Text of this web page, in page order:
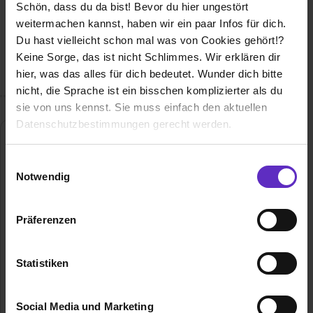
Schön, dass du da bist! Bevor du hier ungestört
weitermachen kannst, haben wir ein paar Infos für dich.
Du hast vielleicht schon mal was von Cookies gehört!?
Keine Sorge, das ist nicht Schlimmes. Wir erklären dir
hier, was das alles für dich bedeutet. Wunder dich bitte
nicht, die Sprache ist ein bisschen komplizierter als du
sie von uns kennst. Sie muss einfach den aktuellen
Datenschutzbestimmungen gerecht werden.
Benutzung der Webseite getroffenen Einstellungen zu
Webseite zu analysieren („Statistiken“), um
Informationen zu deiner Verwendung unserer Website an
Analysen weiterzugeben und um Inhalte und Anzeigen zu
Notwendig
Präferenzen
Statistiken
Social Media und Marketing
Wusstest du schon, dass...
Du suchst eine anspruchsvolle Ausbildung. Wir suchen
Menschen wie dich. Mache eine Ausbildung bei einem der
besten Arbeitgeber Deutschlands.
SBK (Siemens-Betriebskrankenkasse)
80339 München
E-Mail anzeigen
1.800
Branche Gesundheit, Versicherungen